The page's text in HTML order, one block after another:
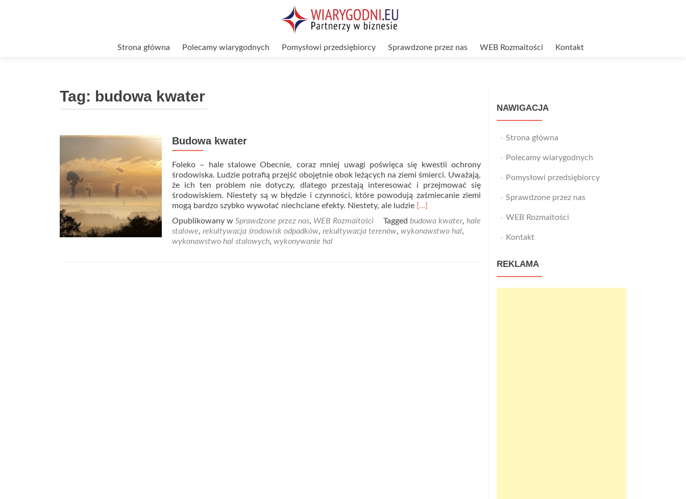
Strona główna Polecamy wiarygodnych Pomysłowi przedsiębiorcy Sprawdzone przez nas WEB Rozmaitości Kontakt
Tag: budowa kwater
Budowa kwater
Foleko – hale stalowe Obecnie, coraz mniej uwagi poświęca się kwestii ochrony
środowiska. Ludzie potrafią przejść obojętnie obok leżących na ziemi śmierci. Uważają,
że ich ten problem nie dotyczy, dlatego przestają interesować i przejmować się
środowiskiem. Niestety są w błędzie i czynności, które powodują zaśmiecanie ziemi
mogą bardzo szybko wywołać niechciane efekty. Niestety, ale ludzie Read
about
Budowa
[…]
Opublikowany w Sprawdzone przez nas, WEB Rozmaitości Tagged budowa kwater, hale
stalowe, rekultywacja środowisk odpadków, rekultywacja terenów, wykonawstwo hal,
wykonawstwo hal stalowych, wykonywanie hal
NAWIGACJA
Strona główna
Polecamy wiarygodnych
Pomysłowi przedsiębiorcy
Sprawdzone przez nas
WEB Rozmaitości
Kontakt
REKLAMA